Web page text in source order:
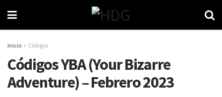
Inicio Códigos
Códigos YBA (Your Bizarre
Adventure) – Febrero 2023